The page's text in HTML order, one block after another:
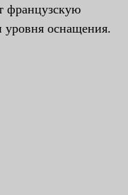
французскую
уровня оснащения.